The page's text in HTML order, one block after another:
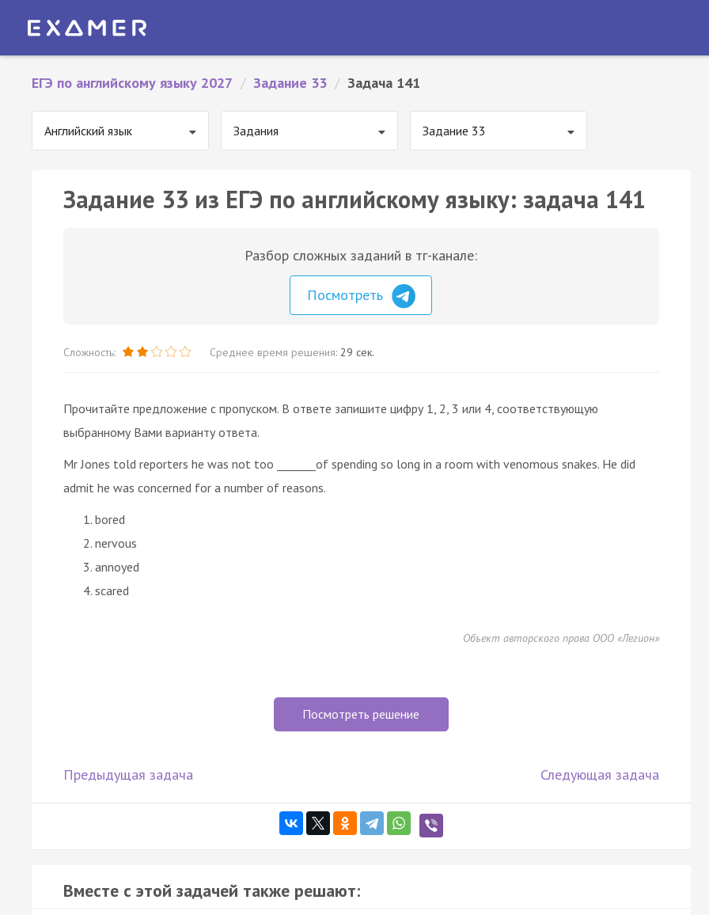
ЕГЭ по английскому языку 2027 / Задание 33 / Задача 141
Английский язык Задания Задание 33
Задание 33 из ЕГЭ по английскому языку: задача 141
Разбор сложных заданий в тг-канале:
Посмотреть
Сложность: Среднее время решения: 29 сек.
Прочитайте предложение с пропуском. В ответе запишите цифру 1, 2, 3 или 4, соответствующую
выбранному Вами варианту ответа.
Mr Jones told reporters he was not too _______of spending so long in a room with venomous snakes. He did
admit he was concerned for a number of reasons.
bored
nervous
annoyed
scared
Объект авторского права ООО «Легион»
Посмотреть решение
Предыдущая задача Следующая задача
Вместе с этой задачей также решают: